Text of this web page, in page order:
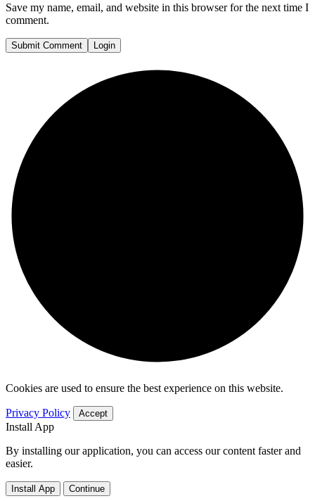
Save my name, email, and website in this browser for the next time I
comment.
Submit Comment Login
Cookies are used to ensure the best experience on this website.
Privacy Policy Accept
Install App
By installing our application, you can access our content faster and
easier.
Install App Continue